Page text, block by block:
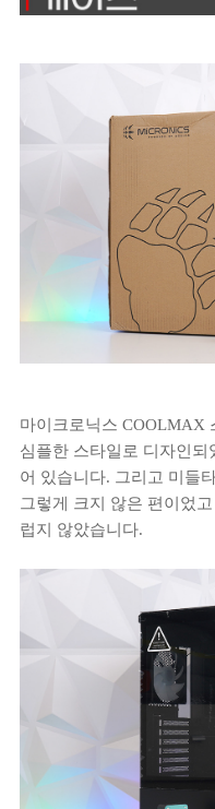
마이크로닉스 COOLMAX
심플한 스타일로 디자인되
어 있습니다. 그리고 미들
그렇게 크지 않은 편이었
럽지 않았습니다.